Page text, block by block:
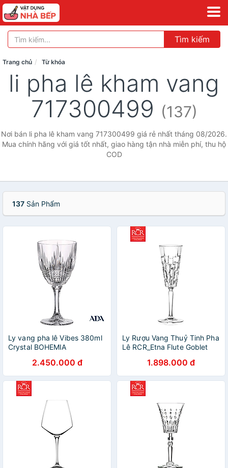
Tìm kiếm
Trang chủ Từ khóa
li pha lê kham vang
717300499 (137)
Nơi bán li pha lê kham vang 717300499 giá rẻ nhất tháng 08/2026.
Mua chính hãng với giá tốt nhất, giao hàng tận nhà miễn phí, thu hộ
COD
137 Sản Phẩm
Ly vang pha lê Vibes 380ml
Crystal BOHEMIA
2.450.000 đ
Ly Rượu Vang Thuỷ Tinh Pha
Lê RCR_Etna Flute Goblet
1.898.000 đ